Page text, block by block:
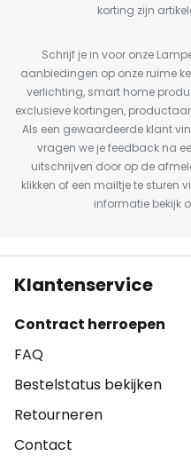
korting zijn
Schrijf je in voor onze
aanbiedingen op onze ruime
verlichting, smart home
exclusieve kortingen,
Als een gewaardeerde klant
vragen we je feedback na
uitschrijven door op de
klikken of een mailtje te sturen
informatie bekijk
Klantenservice
Contract herroepen
FAQ
Bestelstatus bekijken
Retourneren
Contact